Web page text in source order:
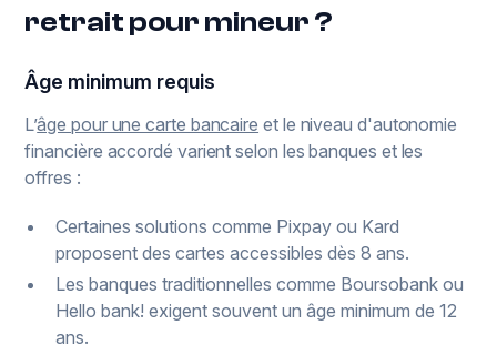
retrait pour mineur ?
Âge minimum requis
L’âge pour une carte bancaire et le niveau d'autonomie
financière accordé varient selon les banques et les
offres :
Certaines solutions comme Pixpay ou Kard
proposent des cartes accessibles dès 8 ans.
Les banques traditionnelles comme Boursobank ou
Hello bank! exigent souvent un âge minimum de 12
ans.